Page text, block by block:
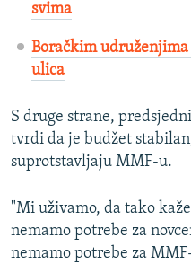
svima
Boračkim
ulica
S druge strane,
tvrdi da je budžet
suprotstavljaju MMF-u.
"Mi uživamo, da tako
nemamo potrebe za
nemamo potrebe za